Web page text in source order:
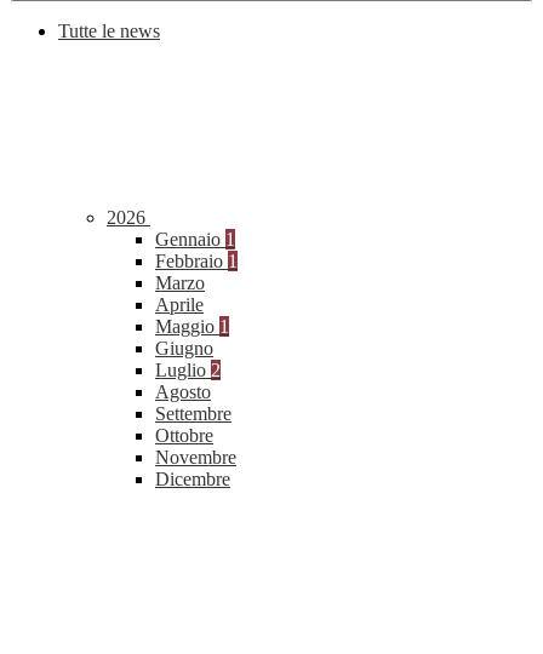
Tutte le news
2026
Gennaio 1
Febbraio 1
Marzo
Aprile
Maggio 1
Giugno
Luglio 2
Agosto
Settembre
Ottobre
Novembre
Dicembre